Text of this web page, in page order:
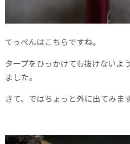
てっぺんはこちらですね。
タープをひっかけても抜けないよ
ました。
さて、ではちょっと外に出てみます